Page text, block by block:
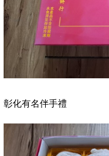
彰化有名伴手禮